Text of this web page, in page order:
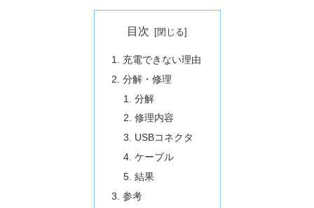
目次
充電できない理由
分解・修理
分解
修理内容
USBコネクタ
ケーブル
結果
参考